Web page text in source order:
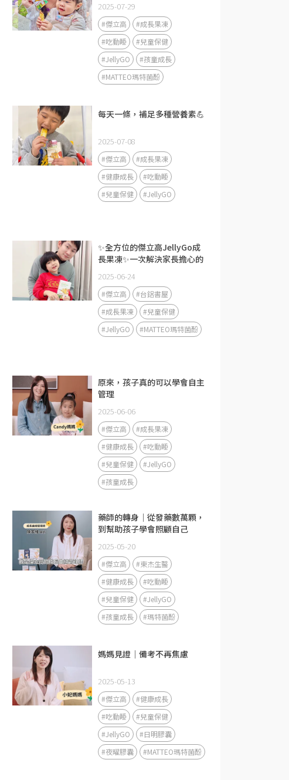
2025-07-29
#傑立高
#成長果凍
#吃動睡
#兒童保健
#JellyGO
#孩童成長
#MATTEO瑪特菌酚
每天一條，補足多種營養素💪
2025-07-08
#傑立高
#成長果凍
#健康成長
#吃動睡
#兒童保健
#JellyGO
✨全方位的傑立高JellyGo成
長果凍✨一次解決家長擔心的
2025-06-24
#傑立高
#台鋁書屋
#成長果凍
#兒童保健
#JellyGO
#MATTEO瑪特菌酚
原來，孩子真的可以學會自主
管理
2025-06-06
#傑立高
#成長果凍
#健康成長
#吃動睡
#兒童保健
#JellyGO
#孩童成長
藥師的轉身｜從發藥數萬顆，
到幫助孩子學會照顧自己
2025-05-20
#傑立高
#東杰生醫
#健康成長
#吃動睡
#兒童保健
#JellyGO
#孩童成長
#瑪特菌酚
媽媽見證｜備考不再焦慮
2025-05-13
#傑立高
#健康成長
#吃動睡
#兒童保健
#JellyGO
#日明膠囊
#夜曜膠囊
#MATTEO瑪特菌酚